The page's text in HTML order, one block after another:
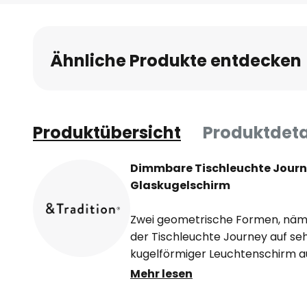
Bildgalerie
springen
Ähnliche Produkte entdecken
Produktübersicht
Dimmbare Tischleuchte
Glaskugelschirm
Zwei geometrische Formen,
der Tischleuchte Journey auf
kugelförmiger Leuchtenschirm
sitzt auf einem quaderförmigen
Mehr lesen